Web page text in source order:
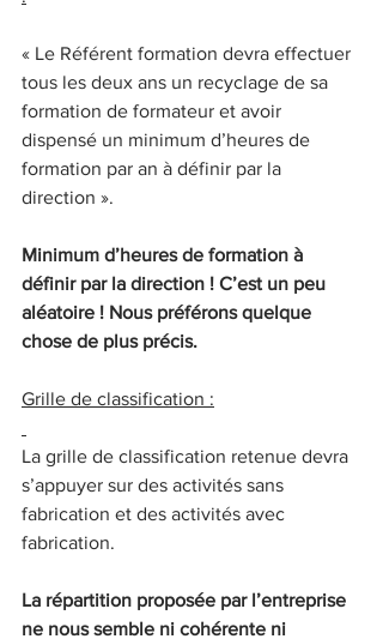
« Le Référent formation devra effectuer
tous les deux ans un recyclage de sa
formation de formateur et avoir
dispensé un minimum d’heures de
formation par an à définir par la
direction ».
Minimum d’heures de formation à
définir par la direction ! C’est un peu
aléatoire ! Nous préférons quelque
chose de plus précis.
Grille de classification :
La grille de classification retenue devra
s’appuyer sur des activités sans
fabrication et des activités avec
fabrication.
La répartition proposée par l’entreprise
ne nous semble ni cohérente ni